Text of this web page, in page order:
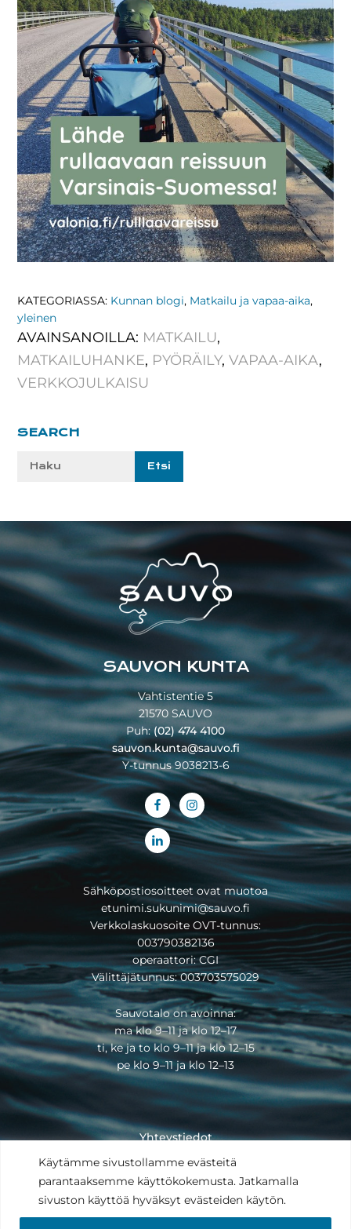
Käytämme sivustollamme evästeitä
parantaaksemme käyttökokemusta. Jatkamalla
sivuston käyttöä hyväksyt evästeiden käytön.
KATEGORIASSA: Kunnan blogi, Matkailu ja vapaa-aika,
yleinen
AVAINSANOILLA: MATKAILU,
MATKAILUHANKE, PYÖRÄILY,VAPAA-AIKA,
VERKKOJULKAISU
Ensisijainen
SEARCH
Etsi
Footer
SAUVON KUNTA
Vahtistentie 5
21570 SAUVO
Puh:(02) 474 4100
sauvon.kunta@sauvo.fi
Y-tunnus 9038213-6
Sähköpostiosoitteet ovat muotoa
etunimi.sukunimi@sauvo.fi
Verkkolaskuosoite OVT-tunnus:
003790382136
operaattori: CGI
Välittäjätunnus: 003703575029
Sauvotalo on avoinna:
ma klo 9–11 ja klo 12–17
ti, ke ja to klo 9–11 ja klo 12–15
pe klo 9–11 ja klo 12–13
Yhteystiedot
Saavutettavuusseloste
Anna palautetta